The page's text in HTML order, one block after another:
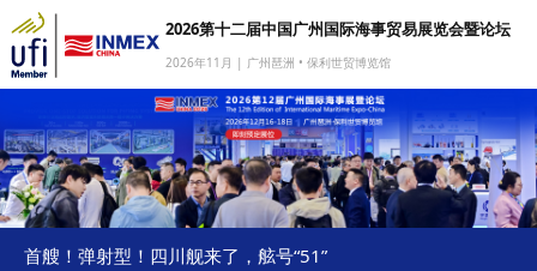
我要参展
我要参会
我要参观
2026第十二届中国广州国际海事贸易展览会暨论坛
2026年11月 | 广州琶洲 • 保利世贸博览馆
首艘！弹射型！四川舰来了，舷号“51”